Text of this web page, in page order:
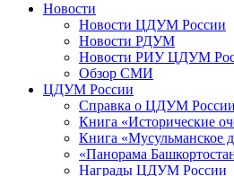
Новости
Новости ЦДУМ России
Новости РДУМ
Новости РИУ ЦДУМ
Обзор СМИ
ЦДУМ России
Справка о ЦДУМ России
Книга «Исторические
Книга «Мусульманское
«Панорама
Награды ЦДУМ России